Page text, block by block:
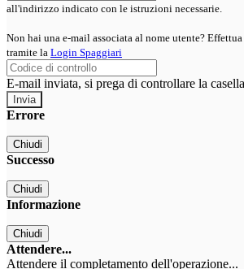
all'indirizzo indicato con le istruzioni necessarie.
Non hai una e-mail associata al nome utente?
tramite la Login Spaggiari
E-mail inviata, si prega di controllare la
Errore
Chiudi
Successo
Chiudi
Informazione
Chiudi
Attendere...
Attendere il completamento dell'operazione...